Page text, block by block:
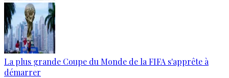
La plus grande Coupe du Monde de la FIFA s'apprête à
démarrer